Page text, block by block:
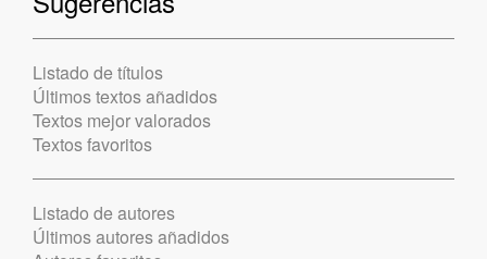
Listado de títulos
Últimos textos añadidos
Textos mejor valorados
Textos favoritos
Listado de autores
Últimos autores añadidos